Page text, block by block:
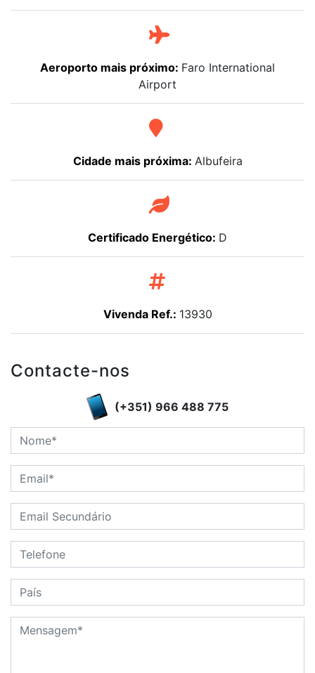
Aeroporto mais próximo: Faro International
Airport
Cidade mais próxima: Albufeira
Certificado Energético: D
Vivenda Ref.: 13930
Contacte-nos
(+351) 966 488 775